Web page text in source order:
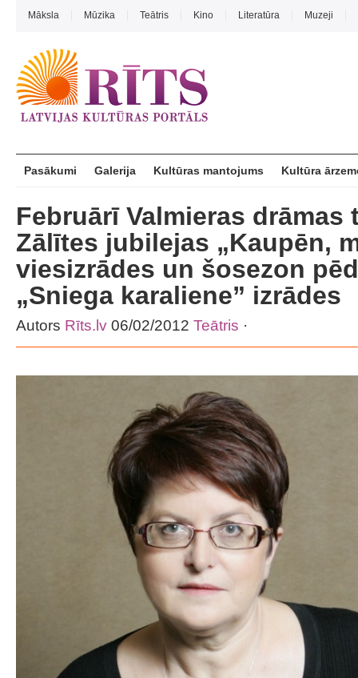
Māksla Mūzika Teātris Kino Literatūra Muzeji
Pasākumi Galerija Kultūras mantojums Kultūra
Februārī Valmieras drāmas
Zālītes jubilejas „Kaupēn,
viesizrādes un šosezon
„Sniega karaliene” izrādes
Autors Rīts.lv 06/02/2012 Teātris ·